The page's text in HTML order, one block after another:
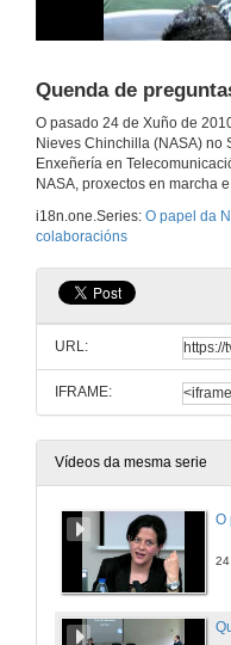
Quenda de
O pasado 24 de Xuño de
Nieves Chinchilla (NASA) no
Enxeñería en
NASA, proxectos en marcha
i18n.one.Series: O papel da
colaboracións
URL:
IFRAME:
Vídeos da mesma serie